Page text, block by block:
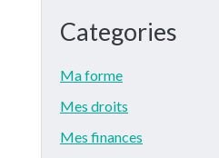
Categories
Ma forme
Mes droits
Mes finances